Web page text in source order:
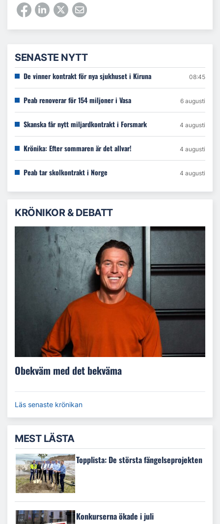
SENASTE NYTT
De vinner kontrakt för nya sjukhuset i Kiruna 08:45
Peab renoverar för 154 miljoner i Vasa 6 augusti
Skanska får nytt miljardkontrakt i Forsmark 4 augusti
Krönika: Efter sommaren är det allvar! 4 augusti
Peab tar skolkontrakt i Norge 4 augusti
KRÖNIKOR & DEBATT
Obekväm med det bekväma
Läs senaste krönikan
MEST LÄSTA
Topplista: De största fängelseprojekten
Konkurserna ökade i juli